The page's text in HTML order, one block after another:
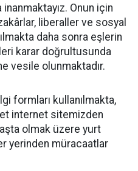
Onun için
liberaller ve sosyal
daha sonra eşlerin
karar doğrultusunda
vesile olunmaktadır.
formları kullanılmakta,
internet sitemizden
olmak üzere yurt
yerinden müracaatlar